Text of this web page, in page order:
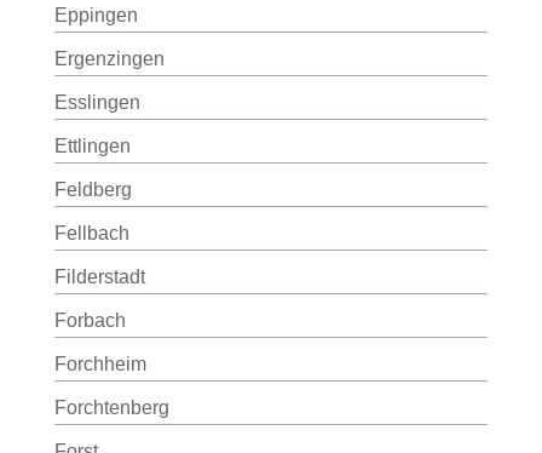
Eppingen
Ergenzingen
Esslingen
Ettlingen
Feldberg
Fellbach
Filderstadt
Forbach
Forchheim
Forchtenberg